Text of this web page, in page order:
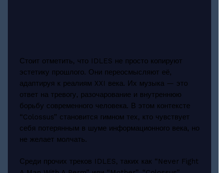
Стоит отметить, что IDLES не просто копируют
эстетику прошлого. Они переосмысляют её,
адаптируя к реалиям XXI века. Их музыка — это
ответ на тревогу, разочарование и внутреннюю
борьбу современного человека. В этом контексте
“Colossus” становится гимном тех, кто чувствует
себя потерянным в шуме информационного века, но
не желает молчать.
Среди прочих треков IDLES, таких как “Never Fight